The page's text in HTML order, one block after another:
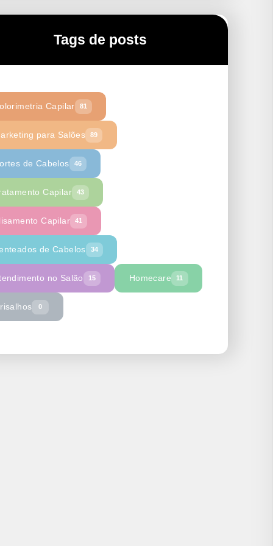
Tags de posts
Capilar 81
para Salões 89
de Cabelos 46
Capilar 43
Capilar 41
de Cabelos 34
no Salão 15 Homecare 11
0